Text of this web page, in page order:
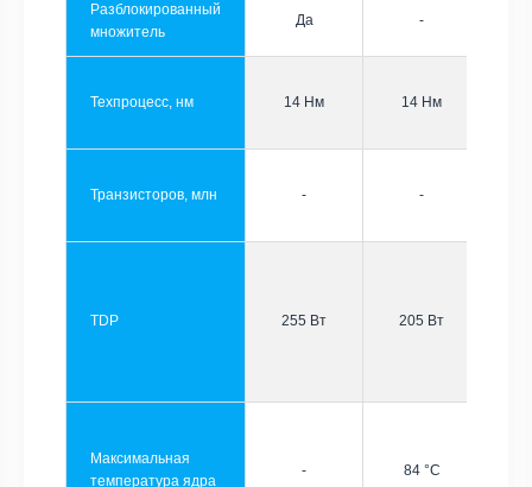
Разблокированный
множитель
Да -
Техпроцесс, нм 14 Нм 14 Нм
Транзисторов, млн - -
TDP 255 Вт 205 Вт
Максимальная
температура ядра
- 84 °C